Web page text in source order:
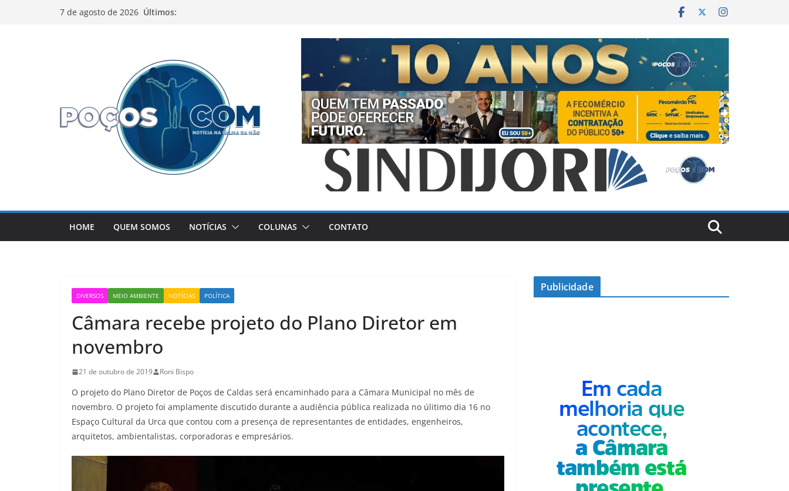
7 de agosto de 2026 Últimos:
HOME QUEM SOMOS NOTÍCIAS COLUNAS CONTATO
DIVERSOS MEIO AMBIENTE NOTÍCIAS POLÍTICA
Câmara recebe projeto do Plano Diretor em
novembro
21 de outubro de 2019 Roni Bispo
O projeto do Plano Diretor de Poços de Caldas será encaminhado para a Câmara Municipal no mês de
novembro. O projeto foi amplamente discutido durante a audiência pública realizada no úlitimo dia 16 no
Espaço Cultural da Urca que contou com a presença de representantes de entidades, engenheiros,
arquitetos, ambientalistas, corporadoras e empresários.
Publicidade